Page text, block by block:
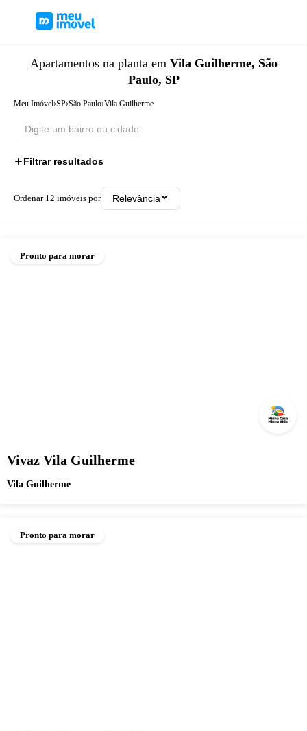
Apartamentos na planta em Vila Guilherme, São
Paulo, SP
Meu Imóvel›SP›São Paulo›Vila Guilherme
Filtrar resultados
Ordenar 12 imóveis por Relevância
Pronto para morar
Vivaz Vila Guilherme
Vila Guilherme
Pronto para morar